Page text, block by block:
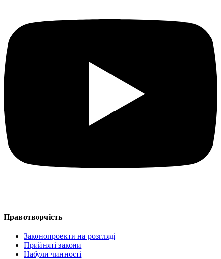
Правотворчість
Законопроекти на розгляді
Прийняті закони
Набули чинності